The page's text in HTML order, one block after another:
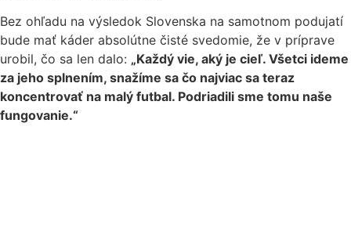
Bez ohľadu na výsledok Slovenska na samotnom podujatí
bude mať káder absolútne čisté svedomie, že v príprave
urobil, čo sa len dalo: „Každý vie, aký je cieľ. Všetci ideme
za jeho splnením, snažíme sa čo najviac sa teraz
koncentrovať na malý futbal. Podriadili sme tomu naše
fungovanie.“